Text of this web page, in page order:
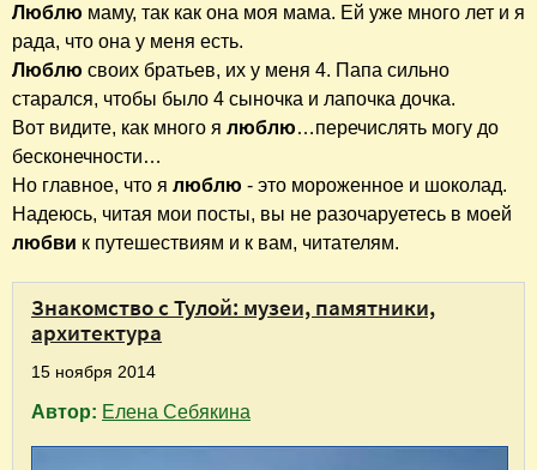
Люблю маму, так как она моя мама. Ей уже много лет и я
рада, что она у меня есть.
Люблю своих братьев, их у меня 4. Папа сильно
старался, чтобы было 4 сыночка и лапочка дочка.
Вот видите, как много я люблю…перечислять могу до
бесконечности…
Но главное, что я люблю - это мороженное и шоколад.
Надеюсь, читая мои посты, вы не разочаруетесь в моей
любви к путешествиям и к вам, читателям.
Знакомство с Тулой: музеи, памятники,
архитектура
15 ноября 2014
Автор: Елена Себякина